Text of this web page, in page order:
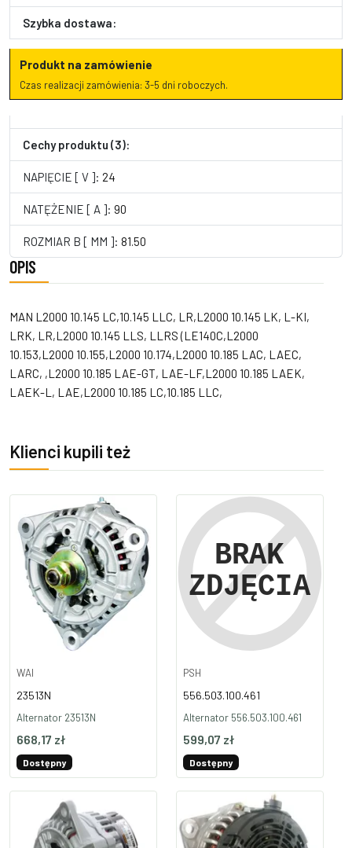
Szybka dostawa:
Produkt na zamówienie
Czas realizacji zamówienia: 3-5 dni roboczych.
Cechy produktu (3):
NAPIĘCIE [ V ]: 24
NATĘŻENIE [ A ]: 90
ROZMIAR B [ MM ]: 81.50
OPIS
MAN L2000 10.145 LC,10.145 LLC, LR,L2000 10.145 LK, L-KI,
LRK, LR,L2000 10.145 LLS, LLRS (LE140C,L2000
10.153,L2000 10.155,L2000 10.174,L2000 10.185 LAC, LAEC,
LARC, ,L2000 10.185 LAE-GT, LAE-LF,L2000 10.185 LAEK,
LAEK-L, LAE,L2000 10.185 LC,10.185 LLC,
Klienci kupili też
WAI
23513N
Alternator 23513N
668,17 zł
Dostępny
PSH
556.503.100.461
Alternator 556.503.100.461
599,07 zł
Dostępny